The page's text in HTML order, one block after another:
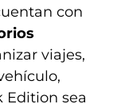
con
viajes,
Edition sea